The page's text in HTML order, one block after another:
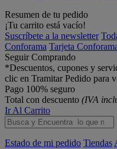
Resumen de tu pedido
¡Tu carrito está vacío!
Suscríbete a la newsletter
Conforama Tarjeta
Seguir Comprando
*Descuentos, cupones y
clic en Tramitar Pedido para
Pago 100% seguro
Total con descuento (IVA
Ir Al Carrito
Estado de mi pedido Tiendas